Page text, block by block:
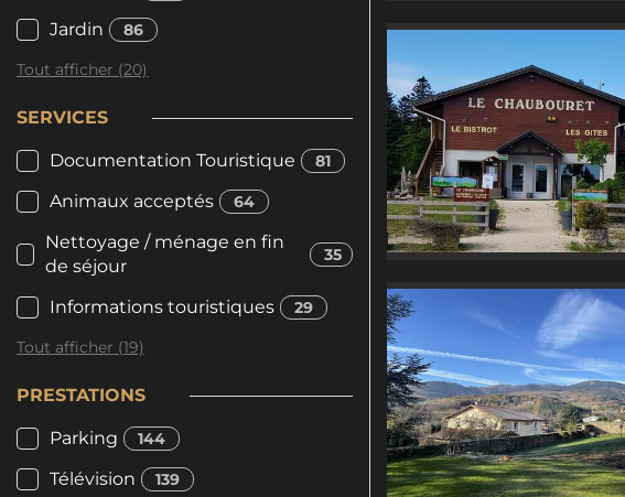
Jardin
86
Tout afficher (20)
SERVICES
Documentation Touristique 81
Animaux acceptés 64
Nettoyage / ménage en fin
de séjour
35
Informations touristiques
29
Tout afficher (19)
PRESTATIONS
Parking 144
Télévision 139